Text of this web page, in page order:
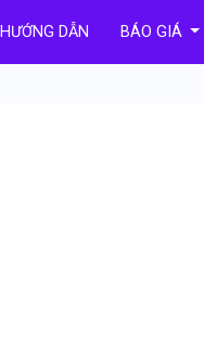
HƯỚNG DẪN BÁO GIÁ